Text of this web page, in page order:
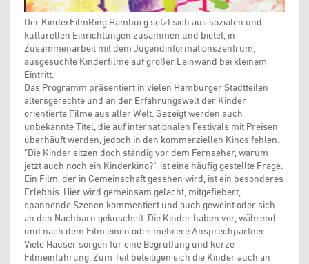
Der KinderFilmRing Hamburg setzt sich aus sozialen und
kulturellen Einrichtungen zusammen und bietet, in
Zusammenarbeit mit dem Jugendinformationszentrum,
ausgesuchte Kinderfilme auf großer Leinwand bei kleinem
Eintritt.
Das Programm präsentiert in vielen Hamburger Stadtteilen
altersgerechte und an der Erfahrungswelt der Kinder
orientierte Filme aus aller Welt. Gezeigt werden auch
unbekannte Titel, die auf internationalen Festivals mit Preisen
überhäuft werden, jedoch in den kommerziellen Kinos fehlen.
"Die Kinder sitzen doch ständig vor dem Fernseher, warum
jetzt auch noch ein Kinderkino?", ist eine häufig gestellte Frage.
Ein Film, der in Gemeinschaft gesehen wird, ist ein besonderes
Erlebnis. Hier wird gemeinsam gelacht, mitgefiebert,
spannende Szenen kommentiert und auch geweint oder sich
an den Nachbarn gekuschelt. Die Kinder haben vor, während
und nach dem Film einen oder mehrere Ansprechpartner.
Viele Häuser sorgen für eine Begrüßung und kurze
Filmeinführung. Zum Teil beteiligen sich die Kinder auch an